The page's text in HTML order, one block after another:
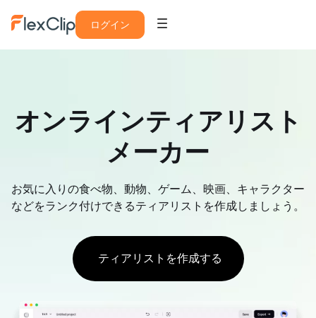
ログイン
オンラインティアリスト
メーカー
お気に入りの食べ物、動物、ゲーム、映画、キャラクター
などをランク付けできるティアリストを作成しましょう。
ティアリストを作成する